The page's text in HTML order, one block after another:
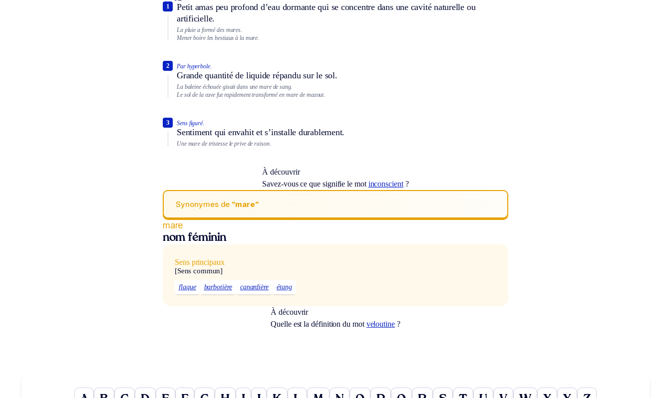
Petit amas peu profond d’eau dormante qui se concentre dans une cavité naturelle ou
artificielle.
1
La pluie a formé des mares.
Mener boire les bestiaux à la mare.
Par hyperbole.
Grande quantité de liquide répandu sur le sol.
2
La baleine échouée gisait dans une mare de sang.
Le sol de la cave fut rapidement transformé en mare de mazout.
Sens figuré.
Sentiment qui envahit et s’installe durablement.
3
Une mare de tristesse le prive de raison.
À découvrir
Savez-vous ce que signifie le mot inconscient?
Synonymes de “mare“
mare
nom féminin
Sens principaux
[Sens commun]
flaque barbotière canardière étang
À découvrir
Quelle est la définition du mot veloutine?